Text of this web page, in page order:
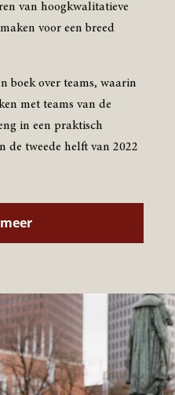
van hoogkwalitatieve
voor een breed
boek over teams, waarin
met teams van de
in een praktisch
de tweede helft van 2022